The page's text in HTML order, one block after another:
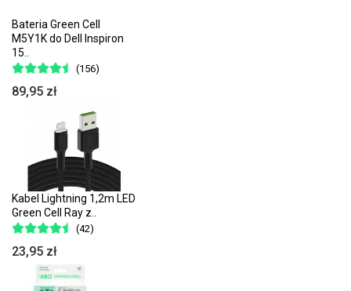
Bateria Green Cell
M5Y1K do Dell Inspiron
15..
(156)
89,95 zł
Kabel Lightning 1,2m LED
Green Cell Ray z..
(42)
23,95 zł